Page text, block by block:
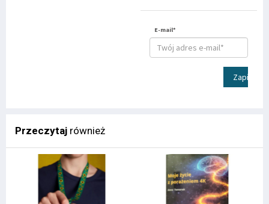
E-mail*
Zapisz
Przeczytaj również